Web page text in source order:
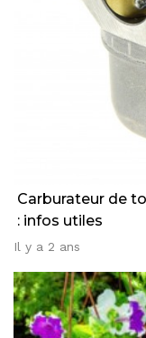
Carburateur de
: infos utiles
Il y a 2 ans